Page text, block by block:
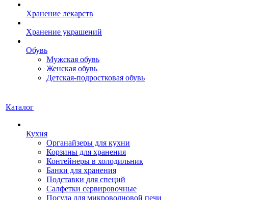
Хранение лекарств
Хранение украшений
Обувь
Мужская обувь
Женская обувь
Детская-подростковая обувь
Каталог
Кухня
Органайзеры для кухни
Корзины для хранения
Контейнеры в холодильник
Банки для хранения
Подставки для специй
Салфетки сервировочные
Посуда для микроволновой печи